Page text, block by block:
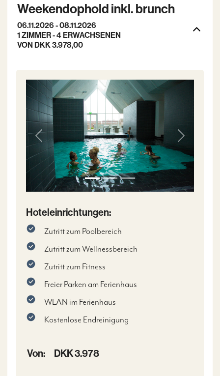
Weekendophold inkl. brunch
06.11.2026 - 08.11.2026
1 ZIMMER -4ERWACHSENEN
VON DKK 3.978,00
Previous Next
Hoteleinrichtungen:
Zutritt zum Poolbereich
Zutritt zum Wellnessbereich
Zutritt zum Fitness
Freier Parken am Ferienhaus
WLAN im Ferienhaus
Kostenlose Endreinigung
Von: DKK 3.978